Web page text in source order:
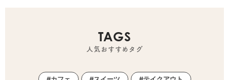
TAGS
人気おすすめタグ